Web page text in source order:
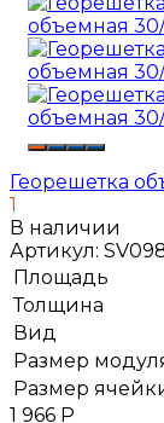
Георешетка
1
В наличии
Артикул:
Площадь
Толщина
Вид
Размер
Размер
1 966 Р